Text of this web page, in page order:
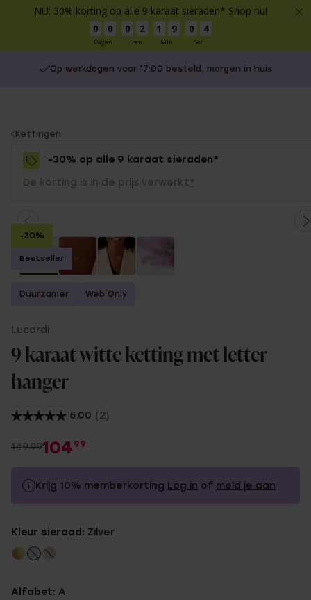
NU: 30% korting op alle 9 karaat sieraden* Shop nu!
0 0
Dagen
0 2
Uren
1 9
Min
0 4
Sec
Op werkdagen voor 17:00 besteld, morgen in huis
You
are
here:
Kettingen
-30% op alle 9 karaat sieraden*
De korting is in de prijs verwerkt *
-30%
Bestseller
Duurzamer Web Only
Lucardi
9 karaat witte ketting met letter
hanger
5.00 (2)
149.99104 99
Krijg 10% memberkorting Log in of meld je aan
Zonder memberkorting
Kleur sieraad: Zilver
Alfabet: A